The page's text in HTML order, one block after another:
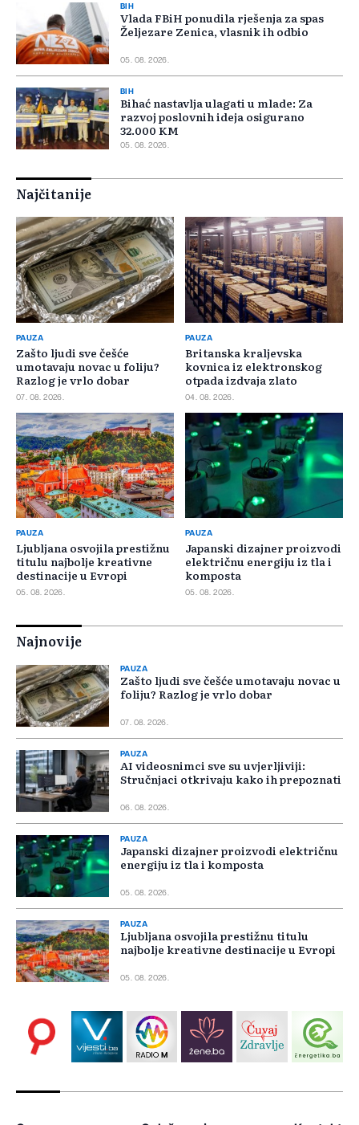
BIH
Vlada FBiH ponudila rješenja za spas
Željezare Zenica, vlasnik ih odbio
05. 08. 2026.
BIH
Bihać nastavlja ulagati u mlade: Za
razvoj poslovnih ideja osigurano
32.000 KM
05. 08. 2026.
Najčitanije
PAUZA
Zašto ljudi sve češće
umotavaju novac u foliju?
Razlog je vrlo dobar
07. 08. 2026.
PAUZA
Britanska kraljevska
kovnica iz elektronskog
otpada izdvaja zlato
04. 08. 2026.
PAUZA
Ljubljana osvojila prestižnu
titulu najbolje kreativne
destinacije u Evropi
05. 08. 2026.
PAUZA
Japanski dizajner proizvodi
električnu energiju iz tla i
komposta
05. 08. 2026.
Najnovije
PAUZA
Zašto ljudi sve češće umotavaju novac u
foliju? Razlog je vrlo dobar
07. 08. 2026.
PAUZA
AI videosnimci sve su uvjerljiviji:
Stručnjaci otkrivaju kako ih prepoznati
06. 08. 2026.
PAUZA
Japanski dizajner proizvodi električnu
energiju iz tla i komposta
05. 08. 2026.
PAUZA
Ljubljana osvojila prestižnu titulu
najbolje kreativne destinacije u Evropi
05. 08. 2026.